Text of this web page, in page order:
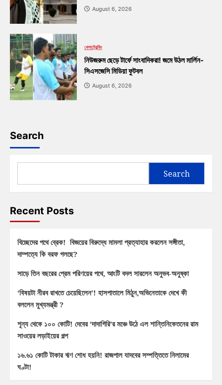
August 6, 2026
খেলাট্রেন্ডিং
নিউজরুম ছেড়ে টার্ফে সাংবাদিকরা! জমে উঠল মার্লিন-
সিএসজেসি মিডিয়া ফুটবল
August 6, 2026
Search
Search
Recent Posts
বিচ্ছেদের পথে ব্রেক! বিজয়ের বিরুদ্ধে মামলা প্রত্যাহার করলেন সঙ্গীতা,
দাম্পত্যে কি বরফ গলছে?
সাড়ে তিন বছরের প্রেম পরিণয়ের পথে, আংটি বদল সারলেন অনুভব-অনুষ্কা
‘বিষয়টা নীরব রাখতে চেয়েছিলেন’! হাসপাতালে মিঠুন,অভিনেতাকে দেখে কী
বললেন মুখ্যমন্ত্রী ?
শূন্য থেকে ১০০ কোটি! দেবের ‘দাদাগিরি’র মঞ্চে উঠে এল শান্তিনিকেতনের রাম
সাওয়ের লড়াইয়ের গল্প
১৬.৬১ কোটি টাকার ঋণ শোধ হয়নি! রাজপাল যাদবের সম্পত্তিতে নিলামের
ঘণ্টা!